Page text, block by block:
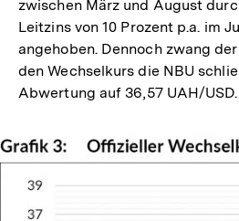
zwischen März und August
Leitzins von 10 Prozent p.a. im
angehoben. Dennoch zwang
den Wechselkurs die NBU
Abwertung auf 36,57 UAH/USD.